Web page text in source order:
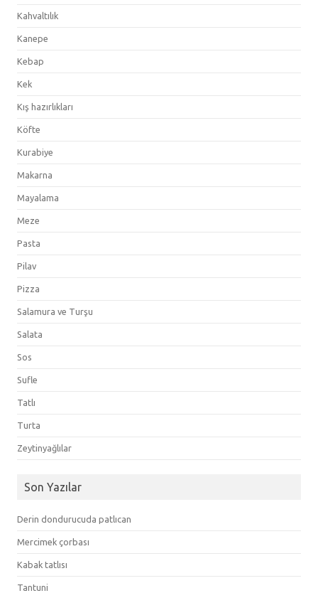
Kahvaltılık
Kanepe
Kebap
Kek
Kış hazırlıkları
Köfte
Kurabiye
Makarna
Mayalama
Meze
Pasta
Pilav
Pizza
Salamura ve Turşu
Salata
Sos
Sufle
Tatlı
Turta
Zeytinyağlılar
Son Yazılar
Derin dondurucuda patlıcan
Mercimek çorbası
Kabak tatlısı
Tantuni